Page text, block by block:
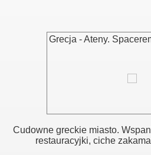
Grecja - Ateny.
Cudowne greckie miasto.
restauracyjki, ciche